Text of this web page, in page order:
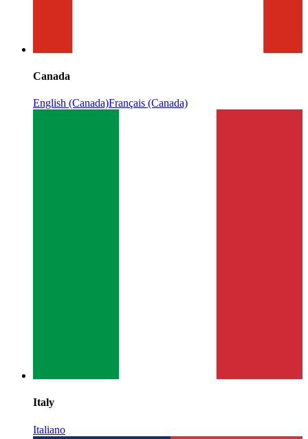
Canada
English (Canada)Français (Canada)
Italy
Italiano